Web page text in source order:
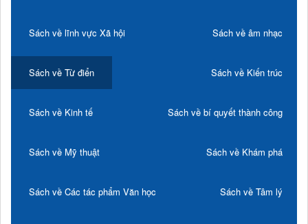
Sách về lĩnh vực Xã hội Sách về âm nhạc
Sách về Từ điển Sách về Kiến trúc
Sách về Kinh tế Sách về bí quyết thành công
Sách về Mỹ thuật Sách về Khám phá
Sách về Các tác phẩm Văn học Sách về Tâm lý